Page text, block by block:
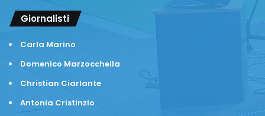
Giornalisti
Carla Marino
Domenico Marzocchella
Christian Ciarlante
Antonia Cristinzio